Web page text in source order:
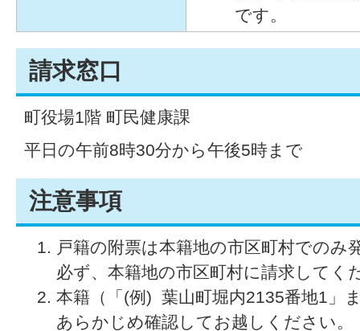
です。
請求窓口
町役場1階 町民健康課
平日の午前8時30分から午後5時まで
注意事項
戸籍の附票は本籍地の市区町村でのみ
必ず、本籍地の市区町村に請求してく
本籍（「(例) 葉山町堀内2135番地1」
あらかじめ確認してお越しください。